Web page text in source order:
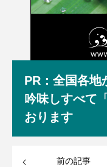
PR：全国各地
吟味しすべて
おります
前の記事